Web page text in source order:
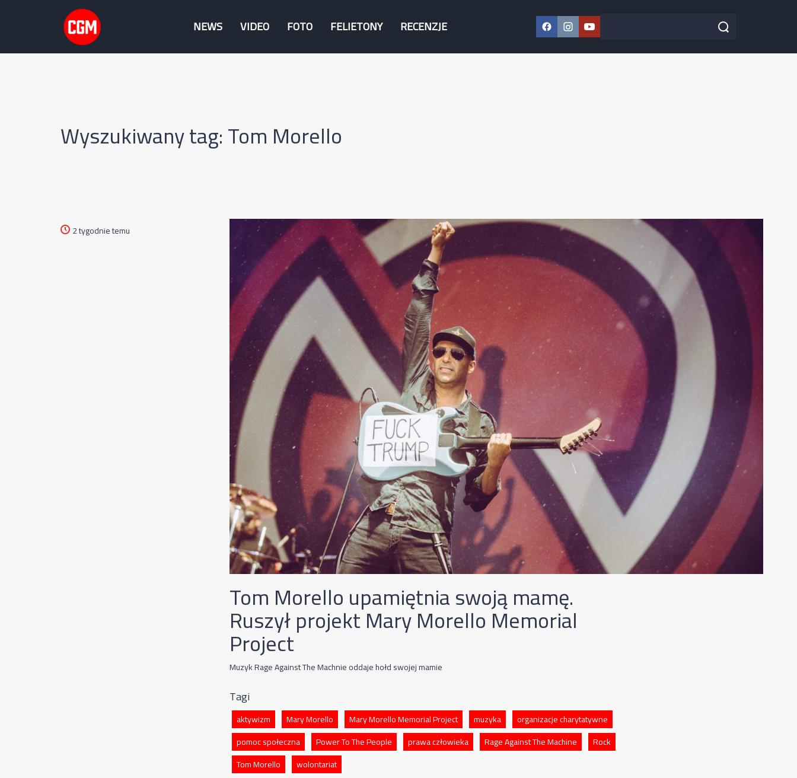
NEWS VIDEO FOTO FELIETONY RECENZJE Facebook
Instagram
YouTube
Szukaj w serwisie Szukaj
Wyszukiwany tag: Tom Morello
2 tygodnie temu
Tom Morello upamiętnia swoją mamę.
Ruszył projekt Mary Morello Memorial
Project
Muzyk Rage Against The Machnie oddaje hołd swojej mamie
Tagi
aktywizm Mary Morello Mary Morello Memorial Project muzyka
organizacje charytatywne
pomoc społeczna
Power To The People prawa człowieka Rage Against The Machine
Rock
Tom Morello
wolontariat